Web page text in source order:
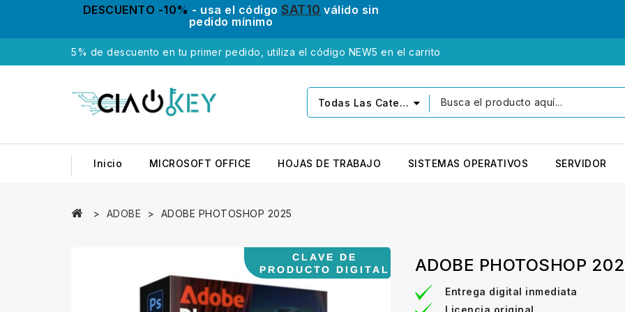
DESCUENTO -10% - usa el código SAT10 válido sin
pedido mínimo
5% de descuento en tu primer pedido, utiliza el código NEW5 en el carrito
Todas Las Categorías
Inicio MICROSOFT OFFICE HOJAS DE TRABAJO SISTEMAS OPERATIVOS SERVIDOR
ADOBE ADOBE PHOTOSHOP 2025
ADOBE PHOTOSHOP
Entrega digital inmediata
Licencia original